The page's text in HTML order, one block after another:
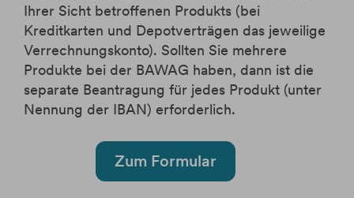
Ihrer Sicht betroffenen Produkts (bei
Kreditkarten und Depotverträgen das jeweilige
Verrechnungskonto). Sollten Sie mehrere
Produkte bei der BAWAG haben, dann ist die
separate Beantragung für jedes Produkt (unter
Nennung der IBAN) erforderlich.
Zum Formular